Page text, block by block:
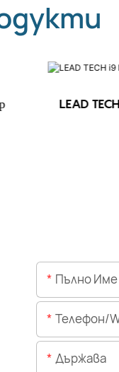
LEAD
Пълно Име
Телефон/
Държава